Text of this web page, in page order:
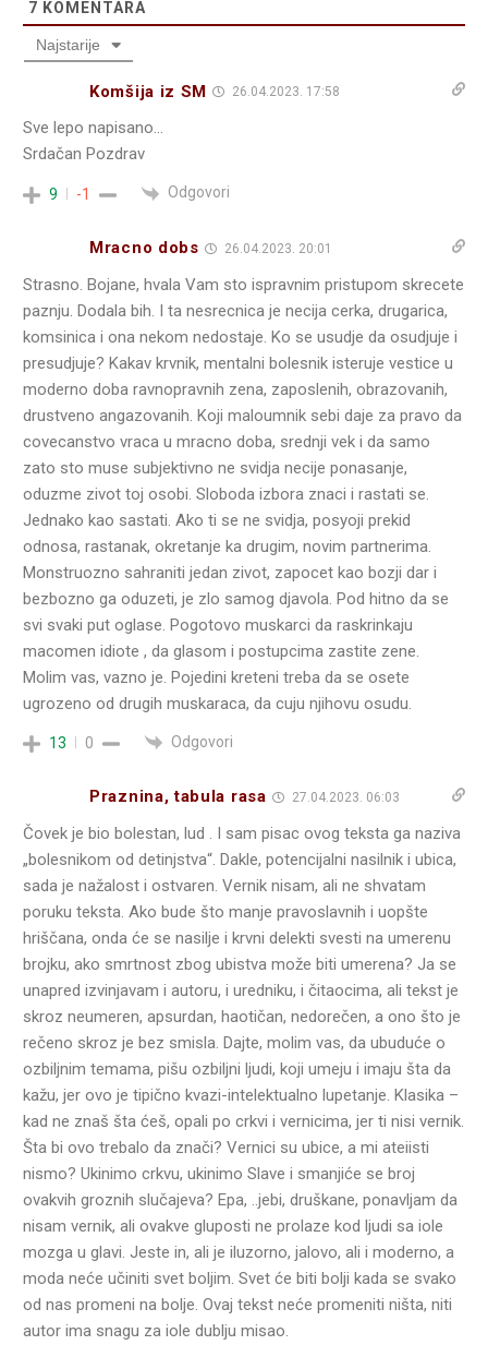
7 KOMENTARA
Najstarije
Komšija iz SM 26.04.2023. 17:58
Sve lepo napisano…
Srdačan Pozdrav
9 -1 Odgovori
Mracno dobs 26.04.2023. 20:01
Strasno. Bojane, hvala Vam sto ispravnim pristupom skrecete
paznju. Dodala bih. I ta nesrecnica je necija cerka, drugarica,
komsinica i ona nekom nedostaje. Ko se usudje da osudjuje i
presudjuje? Kakav krvnik, mentalni bolesnik isteruje vestice u
moderno doba ravnopravnih zena, zaposlenih, obrazovanih,
drustveno angazovanih. Koji maloumnik sebi daje za pravo da
covecanstvo vraca u mracno doba, srednji vek i da samo
zato sto muse subjektivno ne svidja necije ponasanje,
oduzme zivot toj osobi. Sloboda izbora znaci i rastati se.
Jednako kao sastati. Ako ti se ne svidja, posyoji prekid
odnosa, rastanak, okretanje ka drugim, novim partnerima.
Monstruozno sahraniti jedan zivot, zapocet kao bozji dar i
bezbozno ga oduzeti, je zlo samog djavola. Pod hitno da se
svi svaki put oglase. Pogotovo muskarci da raskrinkaju
macomen idiote , da glasom i postupcima zastite zene.
Molim vas, vazno je. Pojedini kreteni treba da se osete
ugrozeno od drugih muskaraca, da cuju njihovu osudu.
13 0 Odgovori
Praznina, tabula rasa 27.04.2023. 06:03
Čovek je bio bolestan, lud . I sam pisac ovog teksta ga naziva
„bolesnikom od detinjstva“. Dakle, potencijalni nasilnik i ubica,
sada je nažalost i ostvaren. Vernik nisam, ali ne shvatam
poruku teksta. Ako bude što manje pravoslavnih i uopšte
hriščana, onda će se nasilje i krvni delekti svesti na umerenu
brojku, ako smrtnost zbog ubistva može biti umerena? Ja se
unapred izvinjavam i autoru, i uredniku, i čitaocima, ali tekst je
skroz neumeren, apsurdan, haotičan, nedorečen, a ono što je
rečeno skroz je bez smisla. Dajte, molim vas, da ubuduće o
ozbiljnim temama, pišu ozbiljni ljudi, koji umeju i imaju šta da
kažu, jer ovo je tipično kvazi-intelektualno lupetanje. Klasika –
kad ne znaš šta ćeš, opali po crkvi i vernicima, jer ti nisi vernik.
Šta bi ovo trebalo da znači? Vernici su ubice, a mi ateiisti
nismo? Ukinimo crkvu, ukinimo Slave i smanjiće se broj
ovakvih groznih slučajeva? Epa, ..jebi, druškane, ponavljam da
nisam vernik, ali ovakve gluposti ne prolaze kod ljudi sa iole
mozga u glavi. Jeste in, ali je iluzorno, jalovo, ali i moderno, a
moda neće učiniti svet boljim. Svet će biti bolji kada se svako
od nas promeni na bolje. Ovaj tekst neće promeniti ništa, niti
autor ima snagu za iole dublju misao.